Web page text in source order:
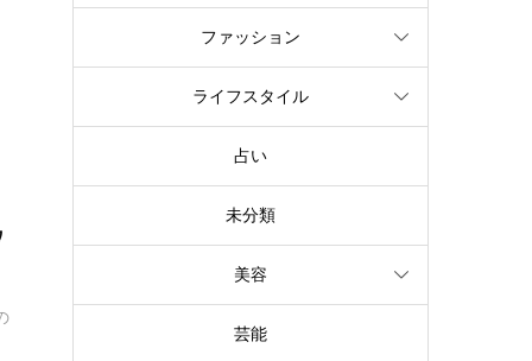
ファッション
ライフスタイル
占い
未分類
美容
芸能